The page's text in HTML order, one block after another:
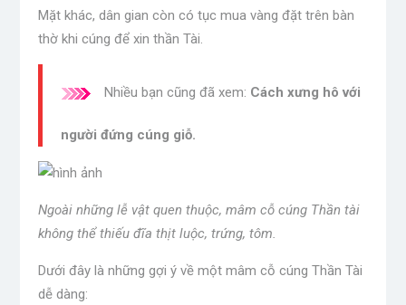
Mặt khác, dân gian còn có tục mua vàng đặt trên bàn
thờ khi cúng để xin thần Tài.
Nhiều bạn cũng đã xem: Cách xưng hô với
người đứng cúng giỗ.
Ngoài những lễ vật quen thuộc, mâm cỗ cúng Thần tài
không thể thiếu đĩa thịt luộc, trứng, tôm.
Dưới đây là những gợi ý về một mâm cỗ cúng Thần Tài
dễ dàng: